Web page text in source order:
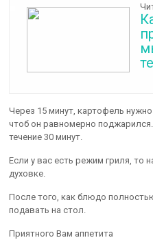
Через 15 минут, картофель
чтоб он равномерно
течение 30 минут.
Если у вас есть режим гриля, то
духовке.
После того, как блюдо
подавать на стол.
Приятного Вам аппетита